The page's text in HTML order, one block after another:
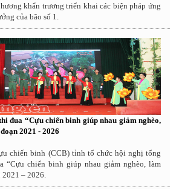
khẩn trương triển khai các biện pháp ứng
của bão số 1.
đua “Cựu chiến binh giúp nhau giảm nghèo,
2021 - 2026
chiến binh (CCB) tỉnh tổ chức hội nghị tổng
“Cựu chiến binh giúp nhau giảm nghèo, làm
– 2026.